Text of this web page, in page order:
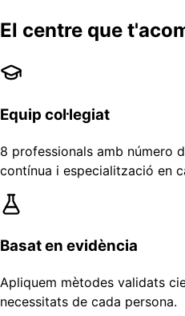
El centre que
Equip col·legiat
8 professionals amb número
contínua i especialització en
Basat en evidència
Apliquem mètodes validats
necessitats de cada persona.